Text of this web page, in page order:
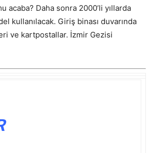
acaba? Daha sonra 2000’li yıllarda
kullanılacak. Giriş binası duvarında
ve kartpostallar. İzmir Gezisi